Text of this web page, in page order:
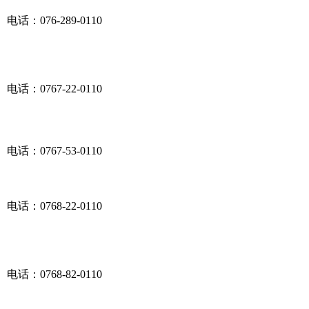
电话：076-289-0110
电话：0767-22-0110
电话：0767-53-0110
电话：0768-22-0110
电话：0768-82-0110